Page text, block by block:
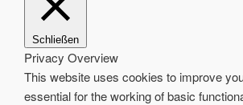
Schließen
Privacy Overview
This website uses cookies to improve
essential for the working of basic